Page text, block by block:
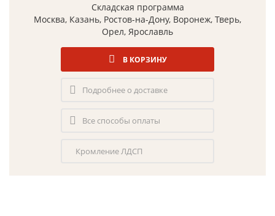
Складская программа
Москва, Казань, Ростов-на-Дону, Воронеж, Тверь,
Орел, Ярославль
В КОРЗИНУ
Подробнее о доставке
Все способы оплаты
Кромление ЛДСП